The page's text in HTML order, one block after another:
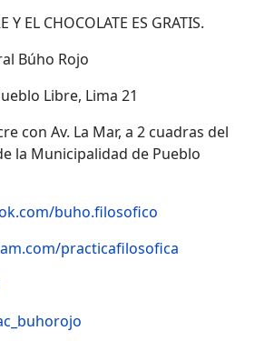
Y EL CHOCOLATE ES GRATIS.
Búho Rojo
Libre, Lima 21
con Av. La Mar, a 2 cuadras del
la Municipalidad de Pueblo
buho.filosofico
practicafilosofica